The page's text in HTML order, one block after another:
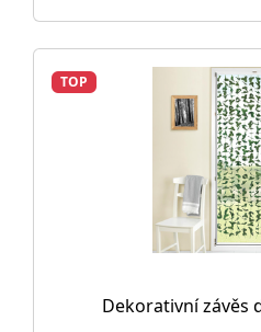
TOP
Dekorativní závěs